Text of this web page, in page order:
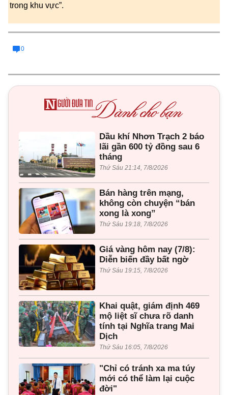
trong khu vực”.
0
Dầu khí Nhơn Trạch 2 báo
lãi gần 600 tỷ đồng sau 6
tháng
Thứ Sáu 21:14, 7/8/2026
Bán hàng trên mạng,
không còn chuyện “bán
xong là xong”
Thứ Sáu 19:18, 7/8/2026
Giá vàng hôm nay (7/8):
Diễn biến đầy bất ngờ
Thứ Sáu 19:15, 7/8/2026
Khai quật, giám định 469
mộ liệt sĩ chưa rõ danh
tính tại Nghĩa trang Mai
Dịch
Thứ Sáu 16:05, 7/8/2026
"Chỉ có tránh xa ma túy
mới có thể làm lại cuộc
đời"